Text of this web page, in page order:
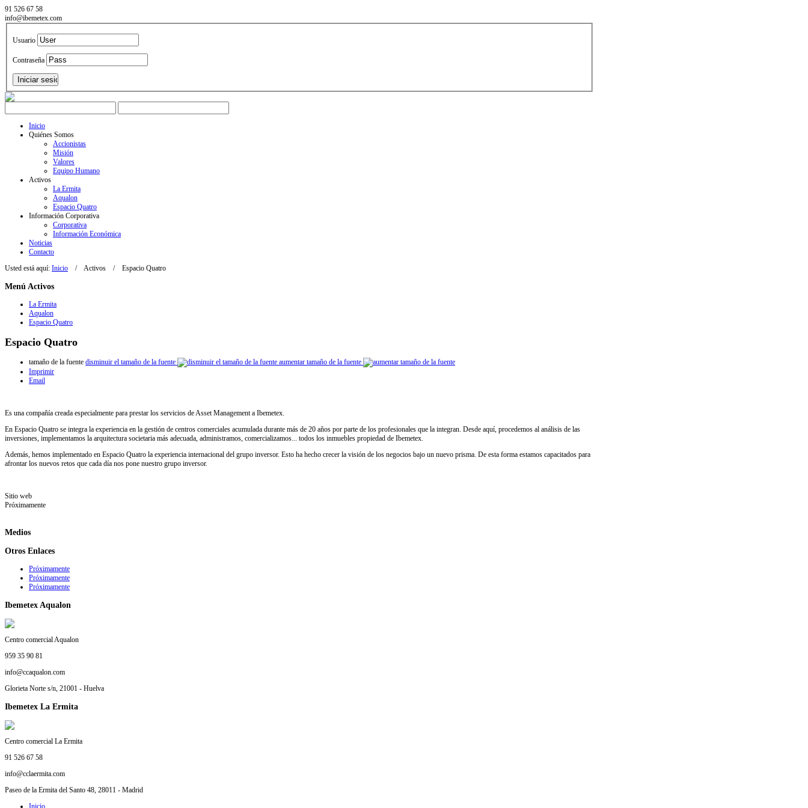
91 526 67 58
info@ibemetex.com
Usuario
Contraseña
Inicio
Quiénes Somos
Accionistas
Misión
Valores
Equipo Humano
Activos
La Ermita
Aqualon
Espacio Quatro
Información Corporativa
Corporativa
Información Económica
Noticias
Contacto
Usted está aquí: Inicio / Activos / Espacio Quatro
Menú Activos
La Ermita
Aqualon
Espacio Quatro
Espacio Quatro
tamaño de la fuente disminuir el tamaño de la fuente
aumentar tamaño de la fuente
Imprimir
Email
Es una compañía creada especialmente para prestar los servicios de Asset Management a Ibemetex.
En Espacio Quatro se integra la experiencia en la gestión de centros comerciales acumulada durante más de 20 años por parte de los profesionales que la integran. Desde aquí, procedemos al análisis de las
inversiones, implementamos la arquitectura societaria más adecuada, administramos, comercializamos... todos los inmuebles propiedad de Ibemetex.
Además, hemos implementado en Espacio Quatro la experiencia internacional del grupo inversor. Esto ha hecho crecer la visión de los negocios bajo un nuevo prisma. De esta forma estamos capacitados para
afrontar los nuevos retos que cada día nos pone nuestro grupo inversor.
Sitio web
Próximamente
Medios
Otros Enlaces
Próximamente
Próximamente
Próximamente
Ibemetex Aqualon
Centro comercial Aqualon
959 35 90 81
info@ccaqualon.com
Glorieta Norte s/n, 21001 - Huelva
Ibemetex La Ermita
Centro comercial La Ermita
91 526 67 58
info@cclaermita.com
Paseo de la Ermita del Santo 48, 28011 - Madrid
Inicio